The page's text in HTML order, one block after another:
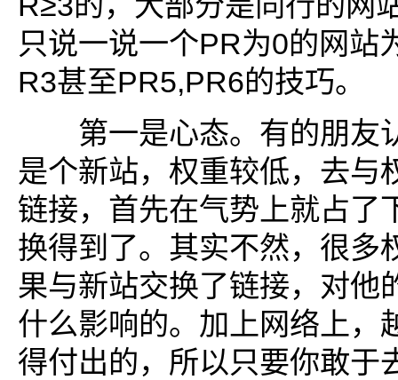
只说一说一个PR为0的网站
R3甚至PR5,PR6的技巧。
第一是心态。有的朋友
是个新站，权重较低，去与
链接，首先在气势上就占了
换得到了。其实不然，很多
果与新站交换了链接，对他
什么影响的。加上网络上，
得付出的，所以只要你敢于